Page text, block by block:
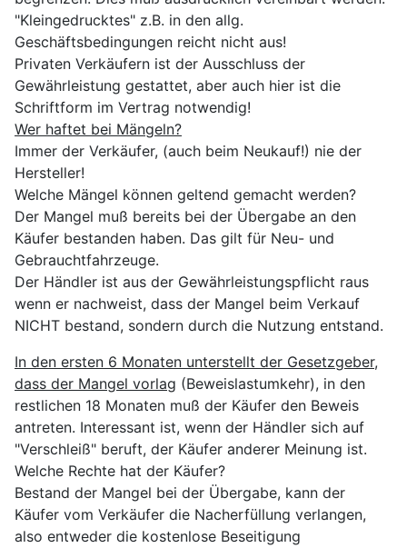
"Kleingedrucktes" z.B. in den allg.
Geschäftsbedingungen reicht nicht aus!
Privaten Verkäufern ist der Ausschluss der
Gewährleistung gestattet, aber auch hier ist die
Schriftform im Vertrag notwendig!
Wer haftet bei Mängeln?
Immer der Verkäufer, (auch beim Neukauf!) nie der
Hersteller!
Welche Mängel können geltend gemacht werden?
Der Mangel muß bereits bei der Übergabe an den
Käufer bestanden haben. Das gilt für Neu- und
Gebrauchtfahrzeuge.
Der Händler ist aus der Gewährleistungspflicht raus
wenn er nachweist, dass der Mangel beim Verkauf
NICHT bestand, sondern durch die Nutzung entstand.
In den ersten 6 Monaten unterstellt der Gesetzgeber,
dass der Mangel vorlag (Beweislastumkehr), in den
restlichen 18 Monaten muß der Käufer den Beweis
antreten. Interessant ist, wenn der Händler sich auf
"Verschleiß" beruft, der Käufer anderer Meinung ist.
Welche Rechte hat der Käufer?
Bestand der Mangel bei der Übergabe, kann der
Käufer vom Verkäufer die Nacherfüllung verlangen,
also entweder die kostenlose Beseitigung